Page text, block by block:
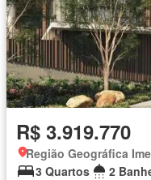
R$ 3.919.770
3 Quartos
2